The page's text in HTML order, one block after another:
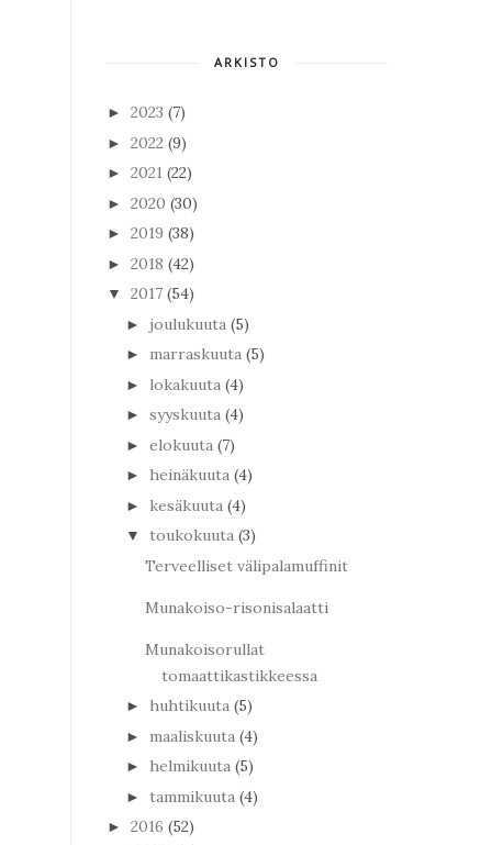
ARKISTO
► 2023 (7)
► 2022 (9)
► 2021 (22)
► 2020 (30)
► 2019 (38)
► 2018 (42)
▼ 2017 (54)
► joulukuuta (5)
► marraskuuta (5)
► lokakuuta (4)
► syyskuuta (4)
► elokuuta (7)
► heinäkuuta (4)
► kesäkuuta (4)
▼ toukokuuta (3)
Terveelliset välipalamuffinit
Munakoiso-risonisalaatti
Munakoisorullat
tomaattikastikkeessa
► huhtikuuta (5)
► maaliskuuta (4)
► helmikuuta (5)
► tammikuuta (4)
► 2016 (52)